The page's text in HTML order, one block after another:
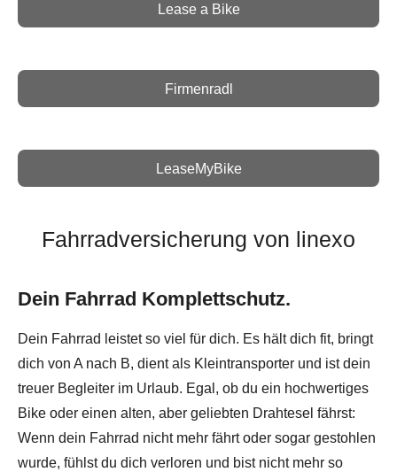
Lease a Bike
Firmenradl
LeaseMyBike
Fahrradversicherung von linexo
Dein Fahrrad Komplettschutz.
Dein Fahrrad leistet so viel für dich. Es hält dich fit, bringt
dich von A nach B, dient als Kleintransporter und ist dein
treuer Begleiter im Urlaub. Egal, ob du ein hochwertiges
Bike oder einen alten, aber geliebten Drahtesel fährst:
Wenn dein Fahrrad nicht mehr fährt oder sogar gestohlen
wurde, fühlst du dich verloren und bist nicht mehr so